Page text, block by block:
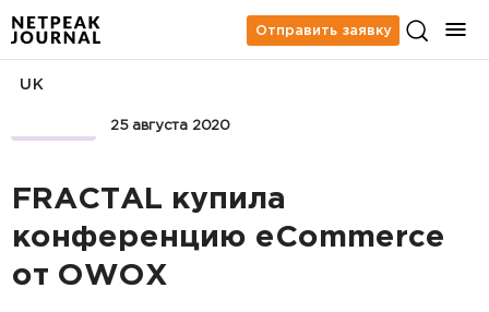
Отправить заявку
25 августа 2020
UK
FRACTAL купила
конференцию eCommerce
от OWOX